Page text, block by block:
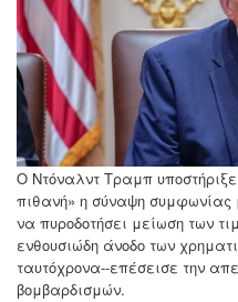
Ο Ντόναλντ Τραμπ
πιθανή» η σύναψη συμφωνίας
να πυροδοτήσει μείωση των
ενθουσιώδη άνοδο των
ταυτόχρονα--επέσεισε την
βομβαρδισμών.